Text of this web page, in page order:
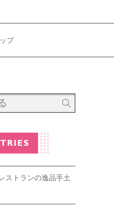
プ
ストランの逸品手土